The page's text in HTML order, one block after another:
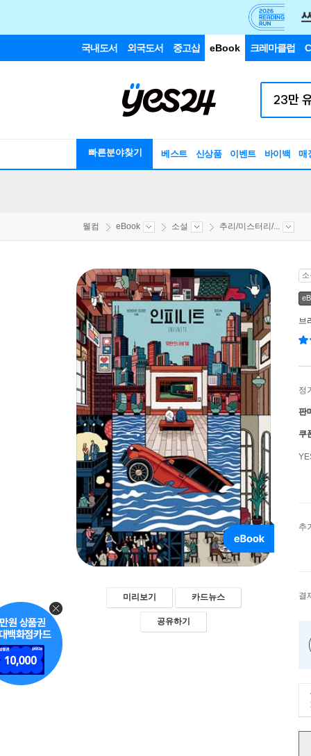
국내도서 외국도서 중고샵 eBook 크레마클럽
빠른분야찾기 베스트 신상품 이벤트 바이백 매
웰컴 eBook 소설 추리/미스터리/...
미리보기 카드뉴스
공유하기
브
정
판
쿠
추
결